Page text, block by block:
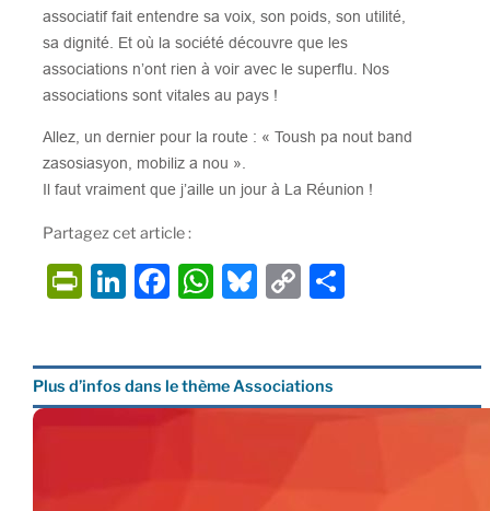
associatif fait entendre sa voix, son poids, son utilité,
sa dignité. Et où la société découvre que les
associations n’ont rien à voir avec le superflu. Nos
associations sont vitales au pays !
Allez, un dernier pour la route : « Toush pa nout band
zasosiasyon, mobiliz a nou ».
Il faut vraiment que j’aille un jour à La Réunion !
Partagez cet article :
P
Fr
ie
Li
e
dI
F
e
b
W
s
A
Bl
s
k
C
y
Li er
Plus d’infos dans le thème Associations